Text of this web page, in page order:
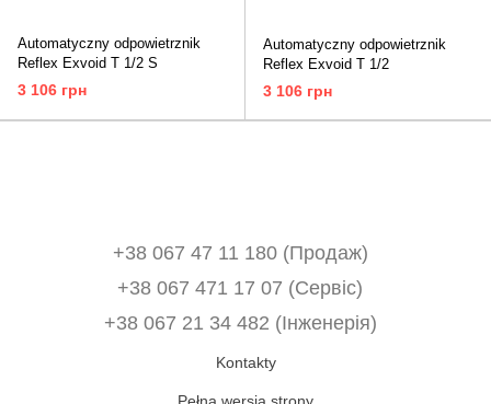
Automatyczny odpowietrznik
Reflex Exvoid T 1/2 S
3 106 грн
Automatyczny odpowietrznik
Reflex Exvoid T 1/2
3 106 грн
+38 067 47 11 180 (Продаж)
+38 067 471 17 07 (Сервіс)
‎+38 067 21 34 482 (Інженерія)
Kontakty
Pełna wersja strony